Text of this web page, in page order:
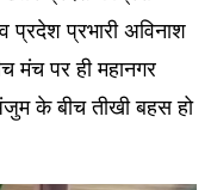
प्रदेश प्रभारी अविनाश
मंच पर ही महानगर
अंजुम के बीच तीखी बहस हो